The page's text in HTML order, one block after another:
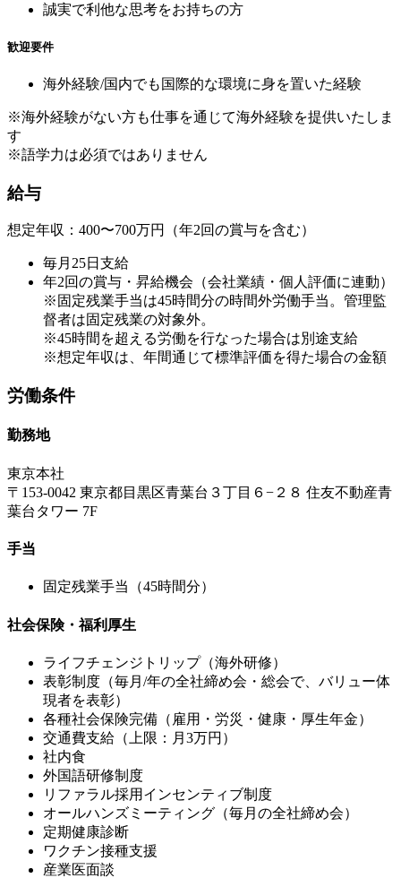
誠実で利他な思考をお持ちの方
歓迎要件
海外経験/国内でも国際的な環境に身を置いた経験
※海外経験がない方も仕事を通じて海外経験を提供いたしま
す
※語学力は必須ではありません
給与
想定年収：400〜700万円（年2回の賞与を含む）
毎月25日支給
年2回の賞与・昇給機会（会社業績・個人評価に連動）
※固定残業手当は45時間分の時間外労働手当。管理監
督者は固定残業の対象外。
※45時間を超える労働を行なった場合は別途支給
※想定年収は、年間通じて標準評価を得た場合の金額
労働条件
勤務地
東京本社
〒153-0042 東京都目黒区青葉台３丁目６−２８ 住友不動産青
葉台タワー 7F
手当
固定残業手当（45時間分）
社会保険・福利厚生
ライフチェンジトリップ（海外研修）
表彰制度（毎月/年の全社締め会・総会で、バリュー体
現者を表彰）
各種社会保険完備（雇用・労災・健康・厚生年金）
交通費支給（上限：月3万円）
社内食
外国語研修制度
リファラル採用インセンティブ制度
オールハンズミーティング（毎月の全社締め会）
定期健康診断
ワクチン接種支援
産業医面談